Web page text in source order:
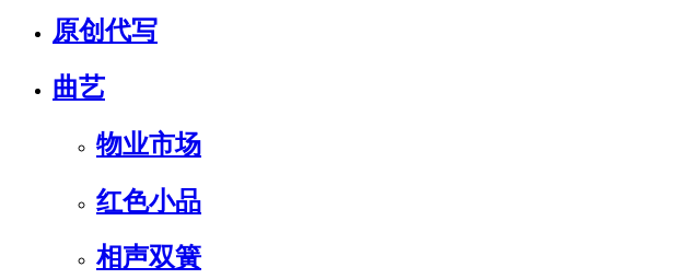
原创代写
曲艺
物业市场
红色小品
相声双簧